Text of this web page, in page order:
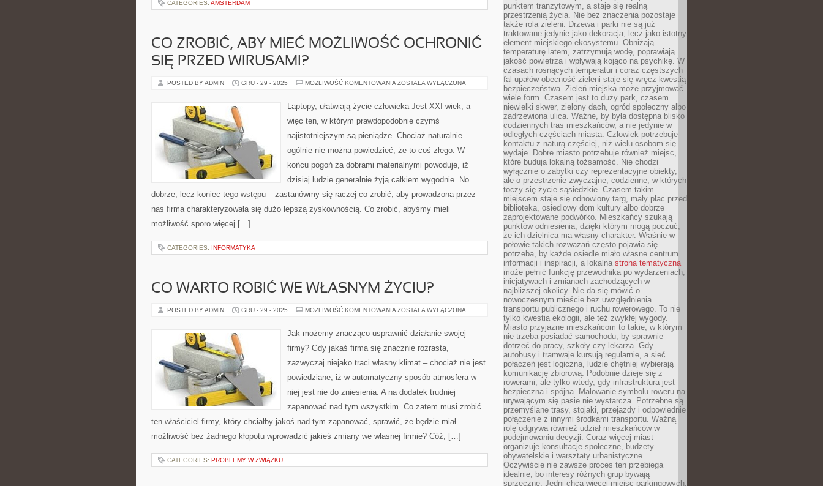
CATEGORIES: AMSTERDAM
CO ZROBIĆ, ABY MIEĆ MOŻLIWOŚĆ OCHRONIĆ
SIĘ PRZED WIRUSAMI?
POSTED BY ADMIN GRU - 29 - 2025 MOŻLIWOŚĆ KOMENTOWANIA CO
MIEĆ
MOŻLIWOŚĆ
SIĘ
WIRUSAMI?
ZOSTAŁA WYŁĄCZONA
Laptopy, ułatwiają życie człowieka Jest XXI wiek, a
więc ten, w którym prawdopodobnie czymś
najistotniejszym są pieniądze. Chociaż naturalnie
ogólnie nie można powiedzieć, że to coś złego. W
końcu pogoń za dobrami materialnymi powoduje, iż
dzisiaj ludzie generalnie żyją całkiem wygodnie. No
dobrze, lecz koniec tego wstępu – zastanówmy się raczej co zrobić, aby prowadzona przez
nas firma charakteryzowała się dużo lepszą zyskownością. Co zrobić, abyśmy mieli
możliwość sporo więcej […]
CATEGORIES: INFORMATYKA
CO WARTO ROBIĆ WE WŁASNYM ŻYCIU?
POSTED BY ADMIN GRU - 29 - 2025 MOŻLIWOŚĆ KOMENTOWANIA CO
WE
WŁASNYM
ZOSTAŁA WYŁĄCZONA
Jak możemy znacząco usprawnić działanie swojej
firmy? Gdy jakaś firma się znacznie rozrasta,
zazwyczaj niejako traci własny klimat – chociaż nie jest
powiedziane, iż w automatyczny sposób atmosfera w
niej jest nie do zniesienia. A na dodatek trudniej
zapanować nad tym wszystkim. Co zatem musi zrobić
ten właściciel firmy, który chciałby jakoś nad tym zapanować, sprawić, że będzie miał
możliwość bez żadnego kłopotu wprowadzić jakieś zmiany we własnej firmie? Cóż, […]
CATEGORIES: PROBLEMY W ZWIĄZKU
punktem tranzytowym, a staje się realną
przestrzenią życia. Nie bez znaczenia pozostaje
także rola zieleni. Drzewa i parki nie są już
traktowane jedynie jako dekoracja, lecz jako istotny
element miejskiego ekosystemu. Obniżają
temperaturę latem, zatrzymują wodę, poprawiają
jakość powietrza i wpływają kojąco na psychikę. W
czasach rosnących temperatur i coraz częstszych
fal upałów obecność zieleni staje się wręcz kwestią
bezpieczeństwa. Zieleń miejska może przyjmować
wiele form. Czasem jest to duży park, czasem
niewielki skwer, zielony dach, ogród społeczny albo
zadrzewiona ulica. Ważne, by była dostępna blisko
codziennych tras mieszkańców, a nie jedynie w
odległych częściach miasta. Człowiek potrzebuje
kontaktu z naturą częściej, niż wielu osobom się
wydaje. Dobre miasto potrzebuje również miejsc,
które budują lokalną tożsamość. Nie chodzi
wyłącznie o zabytki czy reprezentacyjne obiekty,
ale o przestrzenie zwyczajne, codzienne, w których
toczy się życie sąsiedzkie. Czasem takim
miejscem staje się odnowiony targ, mały plac przed
biblioteką, osiedlowy dom kultury albo dobrze
zaprojektowane podwórko. Mieszkańcy szukają
punktów odniesienia, dzięki którym mogą poczuć,
że ich dzielnica ma własny charakter. Właśnie w
połowie takich rozważań często pojawia się
potrzeba, by każde osiedle miało własne centrum
informacji i inspiracji, a lokalna strona tematyczna
może pełnić funkcję przewodnika po wydarzeniach,
inicjatywach i zmianach zachodzących w
najbliższej okolicy. Nie da się mówić o
nowoczesnym mieście bez uwzględnienia
transportu publicznego i ruchu rowerowego. To nie
tylko kwestia ekologii, ale też zwykłej wygody.
Miasto przyjazne mieszkańcom to takie, w którym
nie trzeba posiadać samochodu, by sprawnie
dotrzeć do pracy, szkoły czy lekarza. Gdy
autobusy i tramwaje kursują regularnie, a sieć
połączeń jest logiczna, ludzie chętniej wybierają
komunikację zbiorową. Podobnie dzieje się z
rowerami, ale tylko wtedy, gdy infrastruktura jest
bezpieczna i spójna. Malowanie symbolu roweru na
urywającym się pasie nie wystarcza. Potrzebne są
przemyślane trasy, stojaki, przejazdy i odpowiednie
połączenie z innymi środkami transportu. Ważną
rolę odgrywa również udział mieszkańców w
podejmowaniu decyzji. Coraz więcej miast
organizuje konsultacje społeczne, budżety
obywatelskie i warsztaty urbanistyczne.
Oczywiście nie zawsze proces ten przebiega
idealnie, bo interesy różnych grup bywają
sprzeczne. Jedni chcą więcej miejsc parkingowych,